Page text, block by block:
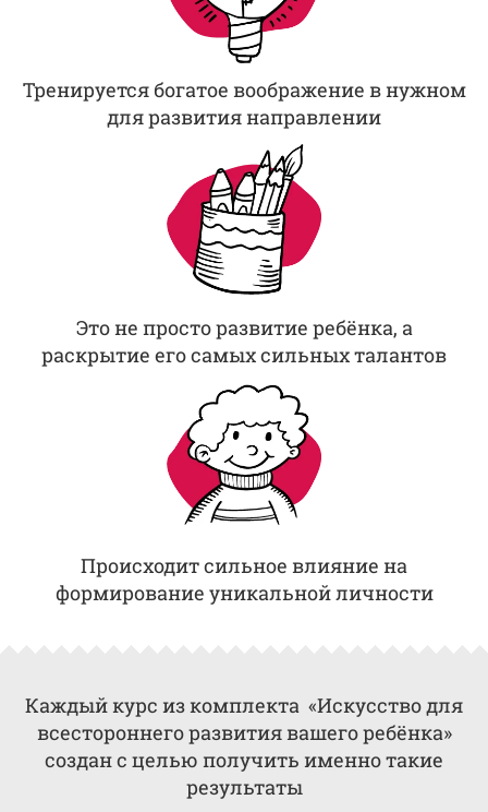
Тренируется богатое воображение в нужном
для развития направлении
Это не просто развитие ребёнка, а
раскрытие его самых сильных талантов
Происходит сильное влияние на
формирование уникальной личности
Каждый курс из комплекта «Искусство для
всестороннего развития вашего ребёнка»
создан с целью получить именно такие
результаты